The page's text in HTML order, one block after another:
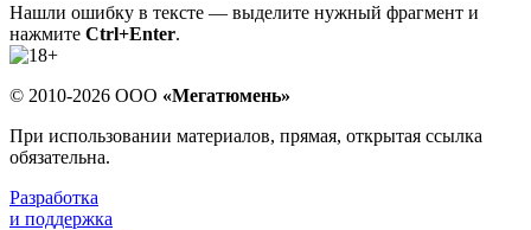
Нашли ошибку в тексте — выделите нужный фрагмент и
нажмите Ctrl+Enter.
© 2010-2026 ООО «Мегатюмень»
При использовании материалов, прямая, открытая ссылка
обязательна.
Разработка
и поддержка